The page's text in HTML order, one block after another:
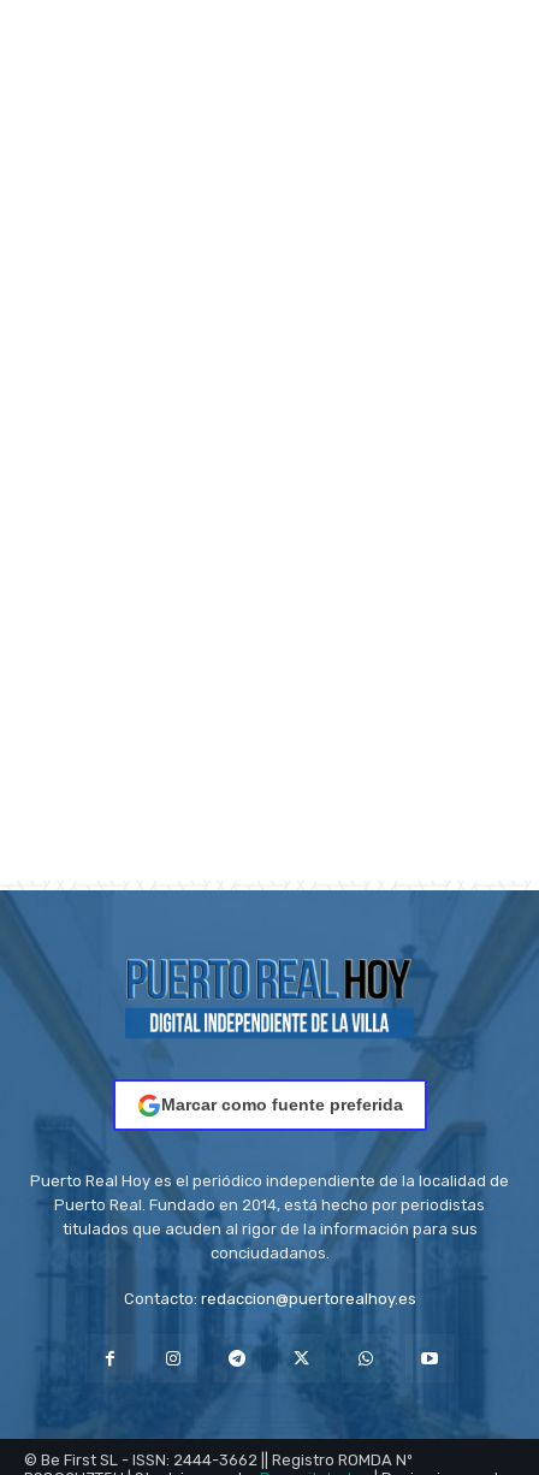
Marcar como fuente preferida
Puerto Real Hoy es el periódico independiente de la localidad de
Puerto Real. Fundado en 2014, está hecho por periodistas
titulados que acuden al rigor de la información para sus
conciudadanos.
Contacto: redaccion@puertorealhoy.es
© Be First SL - ISSN: 2444-3662 || Registro ROMDA Nº